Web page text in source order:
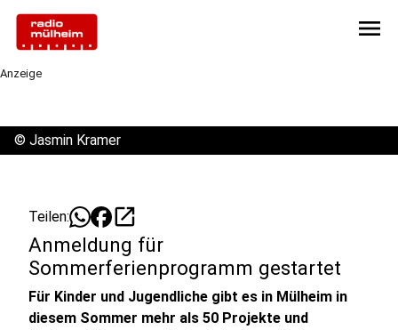
menu
Anzeige
© Jasmin Kramer
Teilen: open_in_new
Anmeldung für
Sommerferienprogramm gestartet
Für Kinder und Jugendliche gibt es in Mülheim in
diesem Sommer mehr als 50 Projekte und